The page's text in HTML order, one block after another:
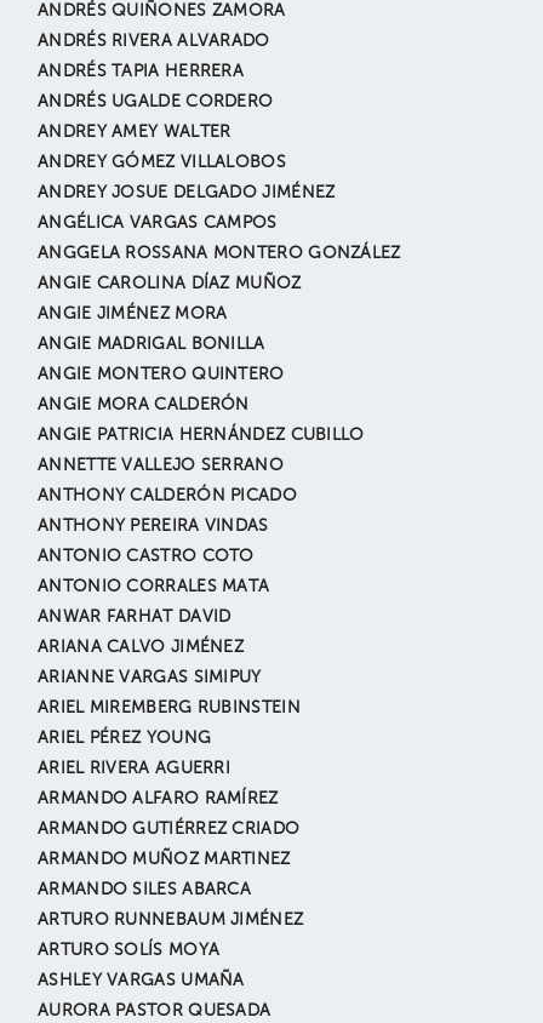
ANDRÉS QUIÑONES ZAMORA
ANDRÉS RIVERA ALVARADO
ANDRÉS TAPIA HERRERA
ANDRÉS UGALDE CORDERO
ANDREY AMEY WALTER
ANDREY GÓMEZ VILLALOBOS
ANDREY JOSUE DELGADO JIMÉNEZ
ANGÉLICA VARGAS CAMPOS
ANGGELA ROSSANA MONTERO GONZÁLEZ
ANGIE CAROLINA DÍAZ MUÑOZ
ANGIE JIMÉNEZ MORA
ANGIE MADRIGAL BONILLA
ANGIE MONTERO QUINTERO
ANGIE MORA CALDERÓN
ANGIE PATRICIA HERNÁNDEZ CUBILLO
ANNETTE VALLEJO SERRANO
ANTHONY CALDERÓN PICADO
ANTHONY PEREIRA VINDAS
ANTONIO CASTRO COTO
ANTONIO CORRALES MATA
ANWAR FARHAT DAVID
ARIANA CALVO JIMÉNEZ
ARIANNE VARGAS SIMIPUY
ARIEL MIREMBERG RUBINSTEIN
ARIEL PÉREZ YOUNG
ARIEL RIVERA AGUERRI
ARMANDO ALFARO RAMÍREZ
ARMANDO GUTIÉRREZ CRIADO
ARMANDO MUÑOZ MARTINEZ
ARMANDO SILES ABARCA
ARTURO RUNNEBAUM JIMÉNEZ
ARTURO SOLÍS MOYA
ASHLEY VARGAS UMAÑA
AURORA PASTOR QUESADA